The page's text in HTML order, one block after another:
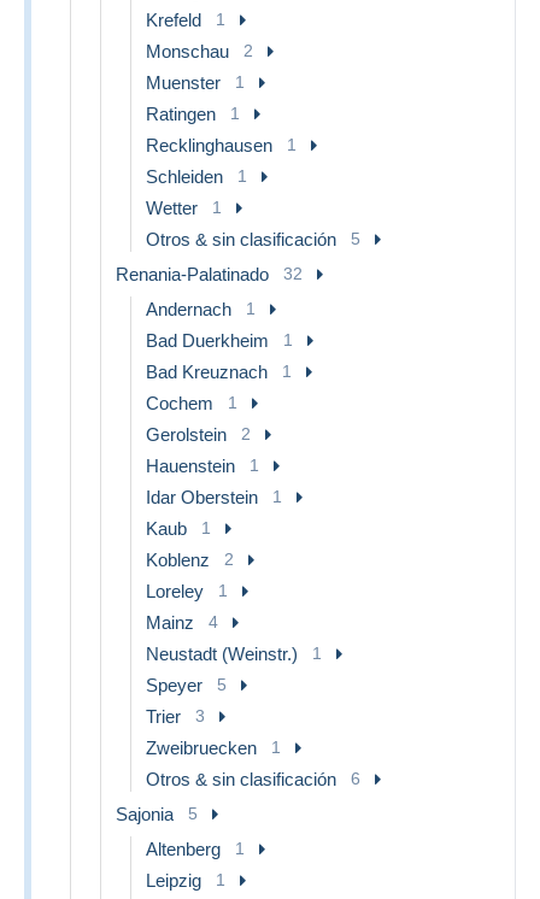
Krefeld 1
Monschau 2
Muenster 1
Ratingen 1
Recklinghausen 1
Schleiden 1
Wetter 1
Otros & sin clasificación 5
Renania-Palatinado 32
Andernach 1
Bad Duerkheim 1
Bad Kreuznach 1
Cochem 1
Gerolstein 2
Hauenstein 1
Idar Oberstein 1
Kaub 1
Koblenz 2
Loreley 1
Mainz 4
Neustadt (Weinstr.) 1
Speyer 5
Trier 3
Zweibruecken 1
Otros & sin clasificación 6
Sajonia 5
Altenberg 1
Leipzig 1